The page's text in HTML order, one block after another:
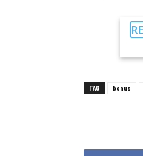
TAG bonus